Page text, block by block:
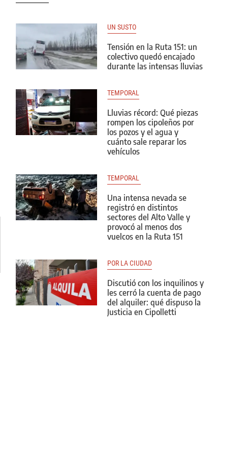
UN SUSTO
Tensión en la Ruta 151: un
colectivo quedó encajado
durante las intensas lluvias
TEMPORAL
Lluvias récord: Qué piezas
rompen los cipoleños por
los pozos y el agua y
cuánto sale reparar los
vehículos
TEMPORAL
Una intensa nevada se
registró en distintos
sectores del Alto Valle y
provocó al menos dos
vuelcos en la Ruta 151
POR LA CIUDAD
Discutió con los inquilinos y
les cerró la cuenta de pago
del alquiler: qué dispuso la
Justicia en Cipolletti